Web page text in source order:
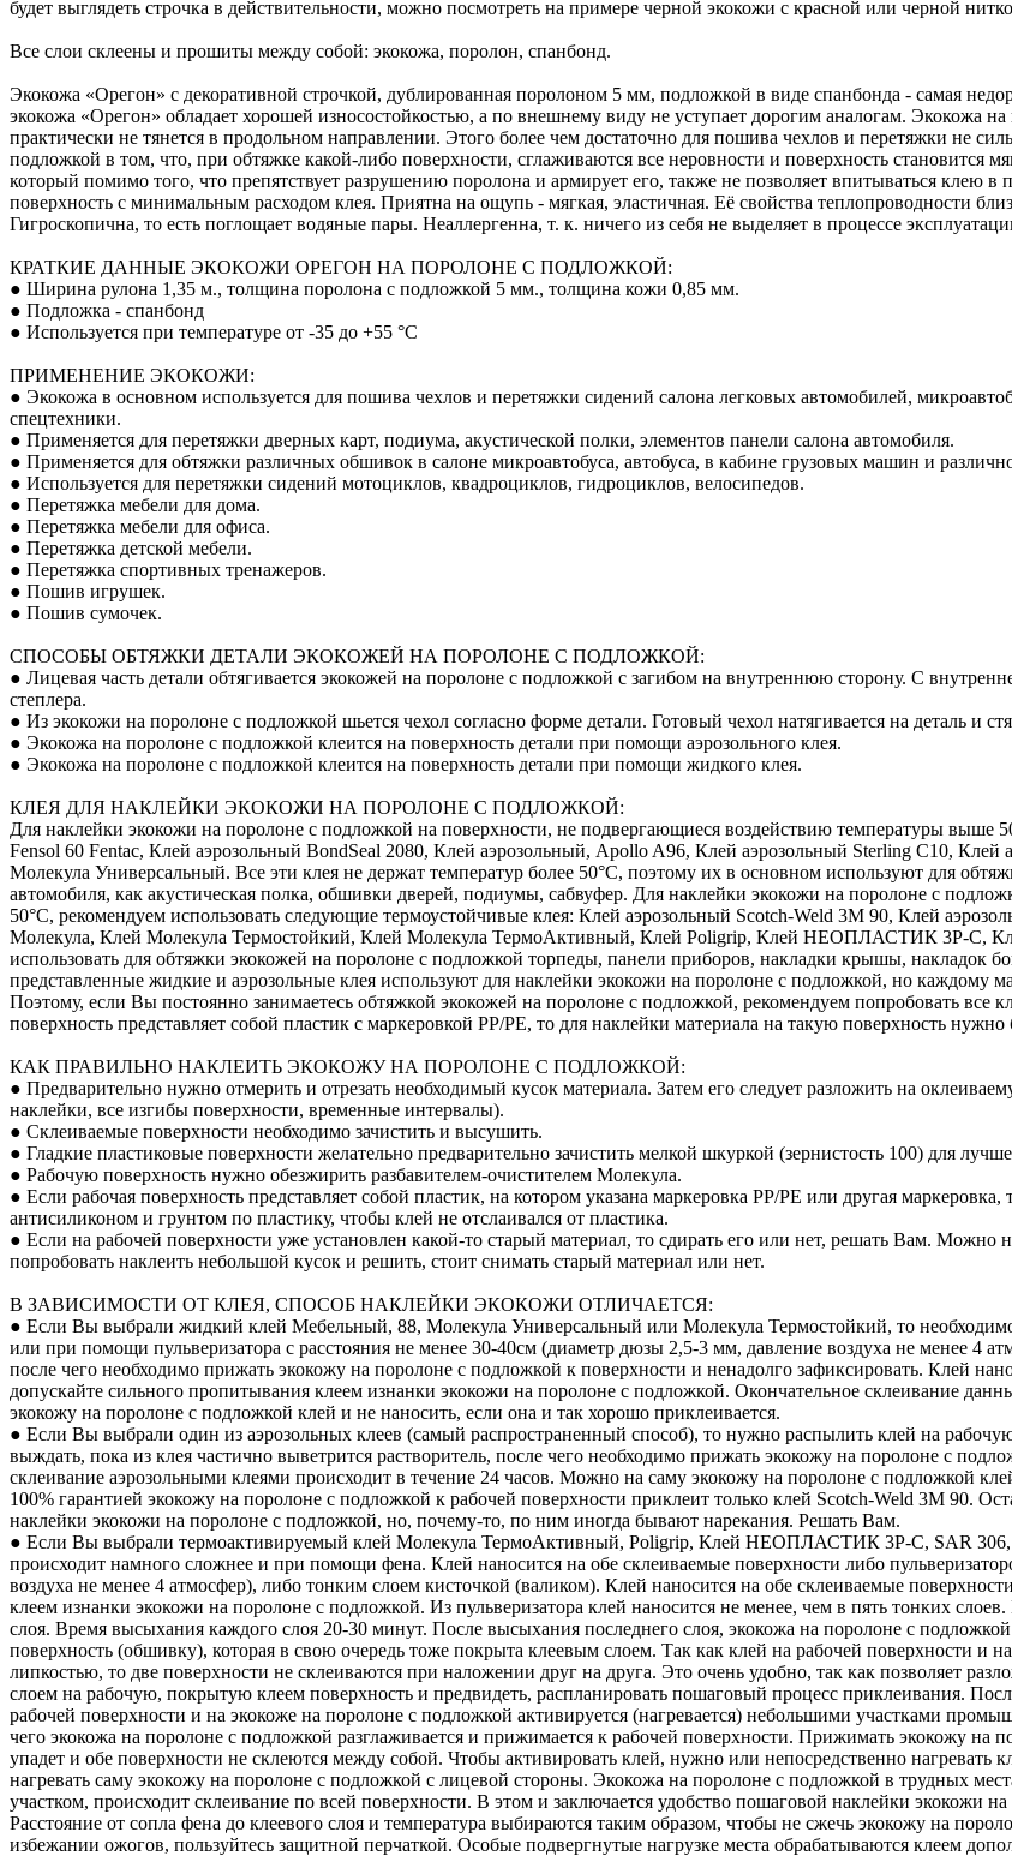
будет выглядеть строчка в действительности, можно посмотреть на примере черной экокожи с красной или черной
Все слои склеены и прошиты между собой: экокожа, поролон, спанбонд.
Экокожа «Орегон» с декоративной строчкой, дублированная поролоном 5 мм, подложкой в виде спанбонда - самая
экокожа «Орегон» обладает хорошей износостойкостью, а по внешнему виду не уступает дорогим аналогам. Экокожа
практически не тянется в продольном направлении. Этого более чем достаточно для пошива чехлов и перетяжки не
подложкой в том, что, при обтяжке какой-либо поверхности, сглаживаются все неровности и поверхность
который помимо того, что препятствует разрушению поролона и армирует его, также не позволяет впитываться клею в
поверхность с минимальным расходом клея. Приятна на ощупь - мягкая, эластичная. Её свойства теплопроводности
Гигроскопична, то есть поглощает водяные пары. Неаллергенна, т. к. ничего из себя не выделяет в процессе
КРАТКИЕ ДАННЫЕ ЭКОКОЖИ ОРЕГОН НА ПОРОЛОНЕ С ПОДЛОЖКОЙ:
● Ширина рулона 1,35 м., толщина поролона с подложкой 5 мм., толщина кожи 0,85 мм.
● Подложка - спанбонд
● Используется при температуре от -35 до +55 °С
ПРИМЕНЕНИЕ ЭКОКОЖИ:
● Экокожа в основном используется для пошива чехлов и перетяжки сидений салона легковых автомобилей,
спецтехники.
● Применяется для перетяжки дверных карт, подиума, акустической полки, элементов панели салона автомобиля.
● Применяется для обтяжки различных обшивок в салоне микроавтобуса, автобуса, в кабине грузовых машин и
● Используется для перетяжки сидений мотоциклов, квадроциклов, гидроциклов, велосипедов.
● Перетяжка мебели для дома.
● Перетяжка мебели для офиса.
● Перетяжка детской мебели.
● Перетяжка спортивных тренажеров.
● Пошив игрушек.
● Пошив сумочек.
СПОСОБЫ ОБТЯЖКИ ДЕТАЛИ ЭКОКОЖЕЙ НА ПОРОЛОНЕ С ПОДЛОЖКОЙ:
● Лицевая часть детали обтягивается экокожей на поролоне с подложкой с загибом на внутреннюю сторону. С
степлера.
● Из экокожи на поролоне с подложкой шьется чехол согласно форме детали. Готовый чехол натягивается на деталь и
● Экокожа на поролоне с подложкой клеится на поверхность детали при помощи аэрозольного клея.
● Экокожа на поролоне с подложкой клеится на поверхность детали при помощи жидкого клея.
КЛЕЯ ДЛЯ НАКЛЕЙКИ ЭКОКОЖИ НА ПОРОЛОНЕ С ПОДЛОЖКОЙ:
Для наклейки экокожи на поролоне с подложкой на поверхности, не подвергающиеся воздействию температуры выше
Fensol 60 Fentac, Клей аэрозольный BondSeal 2080, Клей аэрозольный, Apollo A96, Клей аэрозольный Sterling C10,
Молекула Универсальный. Все эти клея не держат температур более 50°С, поэтому их в основном используют для
автомобиля, как акустическая полка, обшивки дверей, подиумы, сабвуфер. Для наклейки экокожи на поролоне с
50°С, рекомендуем использовать следующие термоустойчивые клея: Клей аэрозольный Scotch-Weld 3M 90, Клей
Молекула, Клей Молекула Термостойкий, Клей Молекула ТермоАктивный, Клей Poligrip, Клей НЕОПЛАСТИК 3P-C,
использовать для обтяжки экокожей на поролоне с подложкой торпеды, панели приборов, накладки крышы, накладок
представленные жидкие и аэрозольные клея используют для наклейки экокожи на поролоне с подложкой, но каждому
Поэтому, если Вы постоянно занимаетесь обтяжкой экокожей на поролоне с подложкой, рекомендуем попробовать все
поверхность представляет собой пластик с маркеровкой PP/PE, то для наклейки материала на такую поверхность
КАК ПРАВИЛЬНО НАКЛЕИТЬ ЭКОКОЖУ НА ПОРОЛОНЕ С ПОДЛОЖКОЙ:
● Предварительно нужно отмерить и отрезать необходимый кусок материала. Затем его следует разложить на
наклейки, все изгибы поверхности, временные интервалы).
● Склеиваемые поверхности необходимо зачистить и высушить.
● Гладкие пластиковые поверхности желательно предварительно зачистить мелкой шкуркой (зернистость 100) для
● Рабочую поверхность нужно обезжирить разбавителем-очистителем Молекула.
● Если рабочая поверхность представляет собой пластик, на котором указана маркеровка PP/PE или другая
антисиликоном и грунтом по пластику, чтобы клей не отслаивался от пластика.
● Если на рабочей поверхности уже установлен какой-то старый материал, то сдирать его или нет, решать Вам.
попробовать наклеить небольшой кусок и решить, стоит снимать старый материал или нет.
В ЗАВИСИМОСТИ ОТ КЛЕЯ, СПОСОБ НАКЛЕЙКИ ЭКОКОЖИ ОТЛИЧАЕТСЯ:
● Если Вы выбрали жидкий клей Мебельный, 88, Молекула Универсальный или Молекула Термостойкий, то
или при помощи пульверизатора с расстояния не менее 30-40см (диаметр дюзы 2,5-3 мм, давление воздуха не менее 4
после чего необходимо прижать экокожу на поролоне с подложкой к поверхности и ненадолго зафиксировать. Клей
допускайте сильного пропитывания клеем изнанки экокожи на поролоне с подложкой. Окончательное склеивание
экокожу на поролоне с подложкой клей и не наносить, если она и так хорошо приклеивается.
● Если Вы выбрали один из аэрозольных клеев (самый распространенный способ), то нужно распылить клей на
выждать, пока из клея частично выветрится растворитель, после чего необходимо прижать экокожу на поролоне с
склеивание аэрозольными клеями происходит в течение 24 часов. Можно на саму экокожу на поролоне с подложкой
100% гарантией экокожу на поролоне с подложкой к рабочей поверхности приклеит только клей Scotch-Weld 3M 90.
наклейки экокожи на поролоне с подложкой, но, почему-то, по ним иногда бывают нарекания. Решать Вам.
● Если Вы выбрали термоактивируемый клей Молекула ТермоАктивный, Poligrip, Клей НЕОПЛАСТИК 3P-C, SAR 306,
происходит намного сложнее и при помощи фена. Клей наносится на обе склеиваемые поверхности либо
воздуха не менее 4 атмосфер), либо тонким слоем кисточкой (валиком). Клей наносится на обе склеиваемые
клеем изнанки экокожи на поролоне с подложкой. Из пульверизатора клей наносится не менее, чем в пять тонких
слоя. Время высыхания каждого слоя 20-30 минут. После высыхания последнего слоя, экокожа на поролоне с
поверхность (обшивку), которая в свою очередь тоже покрыта клеевым слоем. Так как клей на рабочей поверхности и
липкостью, то две поверхности не склеиваются при наложении друг на друга. Это очень удобно, так как позволяет
слоем на рабочую, покрытую клеем поверхность и предвидеть, распланировать пошаговый процесс приклеивания.
рабочей поверхности и на экокоже на поролоне с подложкой активируется (нагревается) небольшими участками
чего экокожа на поролоне с подложкой разглаживается и прижимается к рабочей поверхности. Прижимать экокожу на
упадет и обе поверхности не склеются между собой. Чтобы активировать клей, нужно или непосредственно
нагревать саму экокожу на поролоне с подложкой с лицевой стороны. Экокожа на поролоне с подложкой в трудных
участком, происходит склеивание по всей поверхности. В этом и заключается удобство пошаговой наклейки экокожи
Расстояние от сопла фена до клеевого слоя и температура выбираются таким образом, чтобы не сжечь экокожу на
избежании ожогов, пользуйтесь защитной перчаткой. Особые подвергнутые нагрузке места обрабатываются клеем